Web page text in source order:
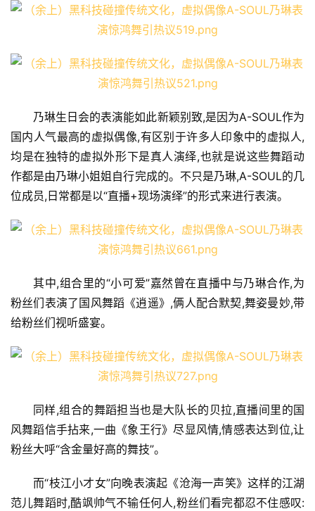
乃琳生日会的表演能如此新颖别致,是因为A-SOUL作为
国内人气最高的虚拟偶像,有区别于许多人印象中的虚拟人,
均是在独特的虚拟外形下是真人演绎,也就是说这些舞蹈动
作都是由乃琳小姐姐自行完成的。不只是乃琳,A-SOUL的几
位成员,日常都是以“直播+现场演绎”的形式来进行表演。
其中,组合里的“小可爱”嘉然曾在直播中与乃琳合作,为
粉丝们表演了国风舞蹈《逍遥》,俩人配合默契,舞姿曼妙,带
给粉丝们视听盛宴。
同样,组合的舞蹈担当也是大队长的贝拉,直播间里的国
风舞蹈信手拈来,一曲《象王行》尽显风情,情感表达到位,让
粉丝大呼“含金量好高的舞技”。
而“枝江小才女”向晚表演起《沧海一声笑》这样的江湖
范儿舞蹈时,酷飒帅气不输任何人,粉丝们看完都忍不住感叹: